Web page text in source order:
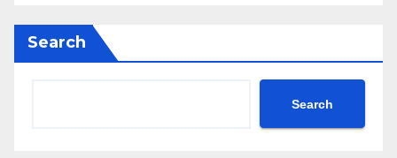
Search
Search